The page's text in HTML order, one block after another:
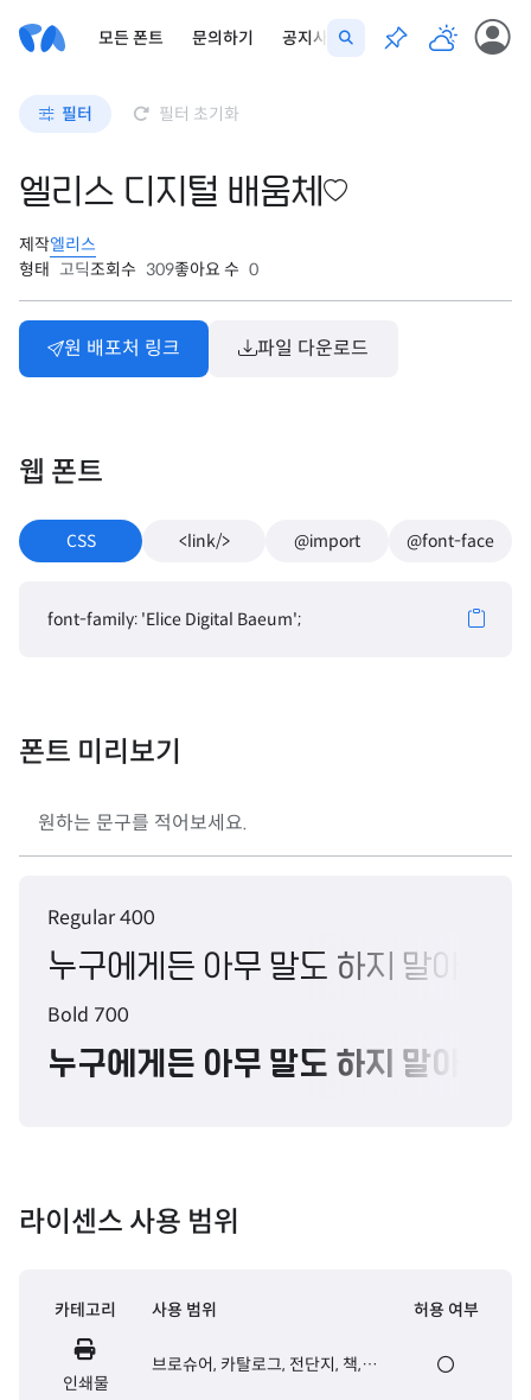
모든 폰트 문의하기 공지사항
필터 필터 초기화
엘리스 디지털 배움체
제작엘리스
형태 고딕조회수 309좋아요 수 0
원 배포처 링크 파일 다운로드
웹 폰트
CSS <link/> @import @font-face
font-family: 'Elice Digital Baeum';
폰트 미리보기
Regular 400
누구에게든 아무 말도 하지 말아라.
Bold 700
누구에게든 아무 말도 하지 말아라.
라이센스 사용 범위
카테고리 사용 범위 허용 여부
인쇄물
브로슈어, 카탈로그, 전단지, 책,